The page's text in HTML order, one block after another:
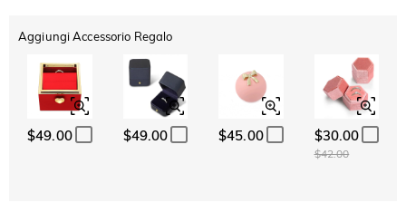
Aggiungi Accessorio Regalo
$49.00 $49.00 $45.00 $30.00
$42.00